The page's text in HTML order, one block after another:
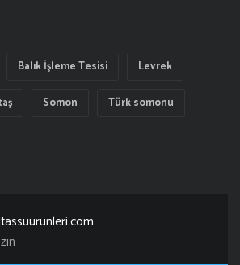
Balık İşleme Tesisi Levrek
Somon Türk somonu